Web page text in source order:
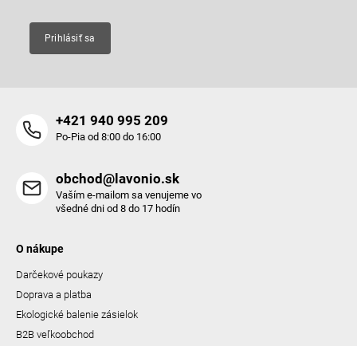
Prihlásiť sa
+421 940 995 209
Po-Pia od 8:00 do 16:00
obchod@lavonio.sk
Vaším e-mailom sa venujeme vo
všedné dni od 8 do 17 hodín
O nákupe
Darčekové poukazy
Doprava a platba
Ekologické balenie zásielok
B2B veľkoobchod